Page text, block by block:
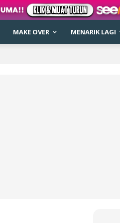
MAKE OVER MENARIK LAGI